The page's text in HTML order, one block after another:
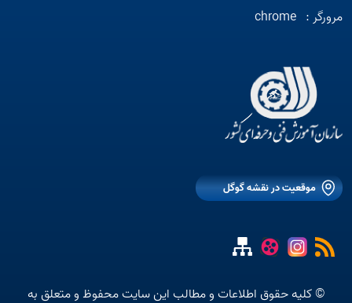
مرورگر : chrome
موقعیت در نقشه گوگل
© کلیه حقوق اطلاعات و مطالب این سایت محفوظ و متعلق به